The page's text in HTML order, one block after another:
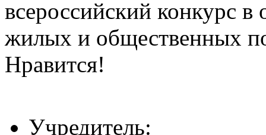
всероссийский конкурс в
жилых и общественных
Нравится!
Учредитель: